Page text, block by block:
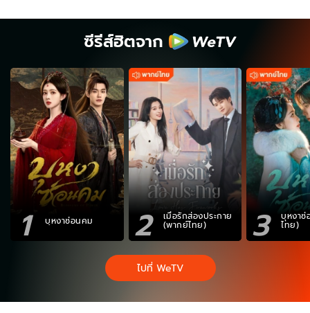
ซีรีส์ฮิตจาก
1 บุหงาซ่อนคม 2 เมื่อรักส่องประกาย
(พากย์ไทย) 3 บุหงา
ไทย)
ไปที่ WeTV